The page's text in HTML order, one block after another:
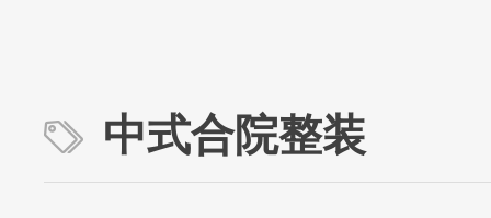
中式合院整装